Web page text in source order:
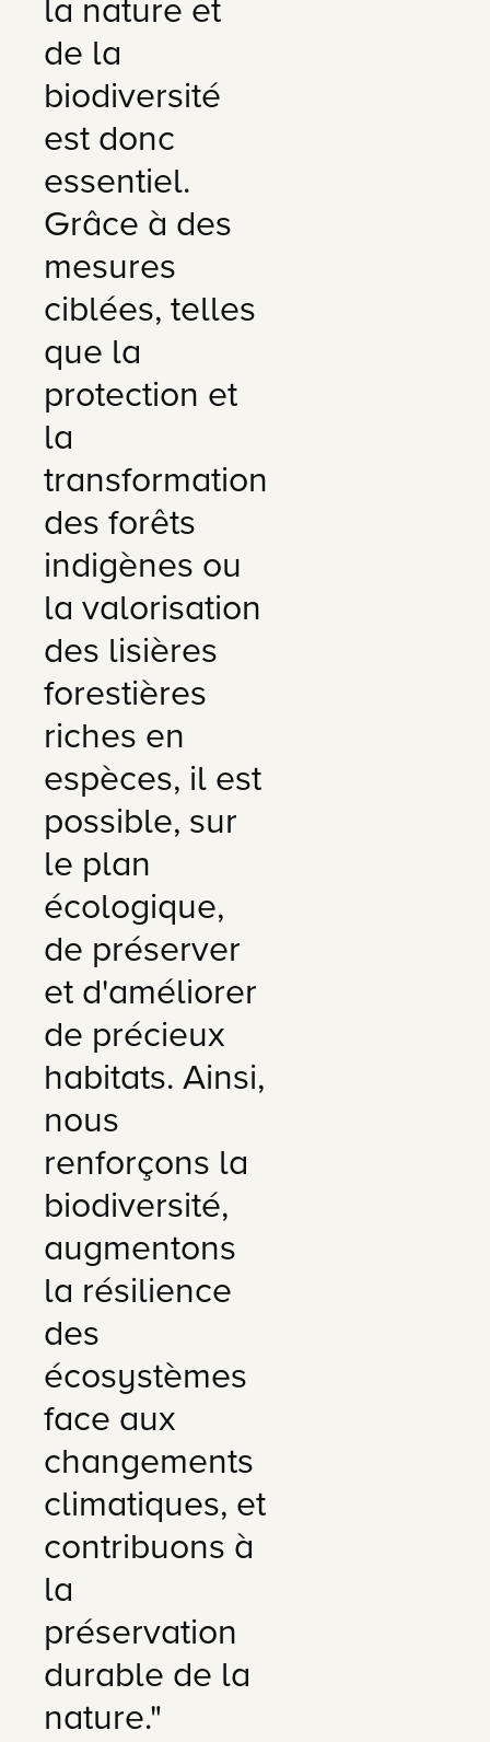
la nature et
de la
biodiversité
est donc
essentiel.
Grâce à des
mesures
ciblées, telles
que la
protection et
la
transformation
des forêts
indigènes ou
la valorisation
des lisières
forestières
riches en
espèces, il est
possible, sur
le plan
écologique,
de préserver
et d'améliorer
de précieux
habitats. Ainsi,
nous
renforçons la
biodiversité,
augmentons
la résilience
des
écosystèmes
face aux
changements
climatiques, et
contribuons à
la
préservation
durable de la
nature."